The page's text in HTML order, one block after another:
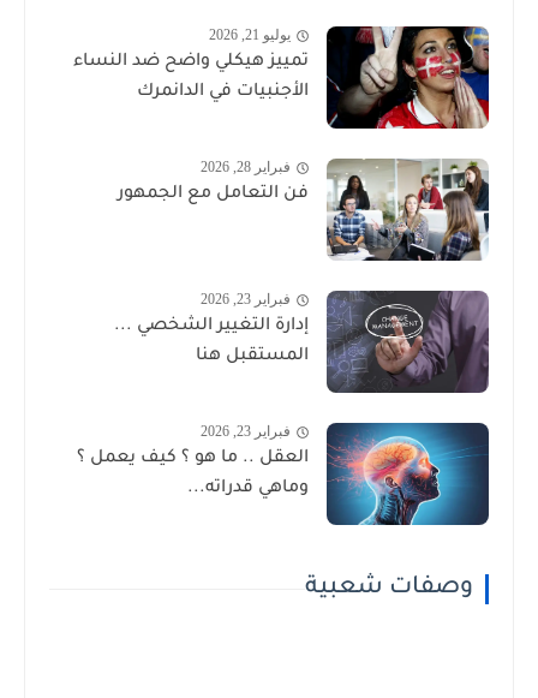
يوليو 21, 2026
تمييز هيكلي واضح ضد النساء
الأجنبيات في الدانمرك
فبراير 28, 2026
فن التعامل مع الجمهور
فبراير 23, 2026
إدارة التغيير الشخصي ...
المستقبل هنا
فبراير 23, 2026
العقل .. ما هو ؟ كيف يعمل ؟
وماهي قدراته...
وصفات شعبية